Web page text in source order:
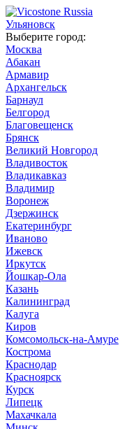
Ульяновск
Выберите город:
Москва
Абакан
Армавир
Архангельск
Барнаул
Белгород
Благовещенск
Брянск
Великий Новгород
Владивосток
Владикавказ
Владимир
Воронеж
Дзержинск
Екатеринбург
Иваново
Ижевск
Иркутск
Йошкар-Ола
Казань
Калининград
Калуга
Киров
Комсомольск-на-Амуре
Кострома
Краснодар
Красноярск
Курск
Липецк
Махачкала